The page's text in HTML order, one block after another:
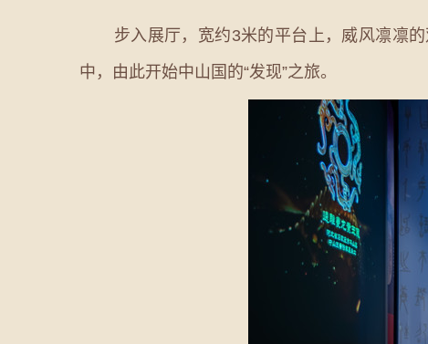
步入展厅，宽约3米的平台上，威风凛凛的
中，由此开始中山国的“发现”之旅。